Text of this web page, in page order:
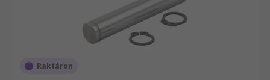
Raktáron